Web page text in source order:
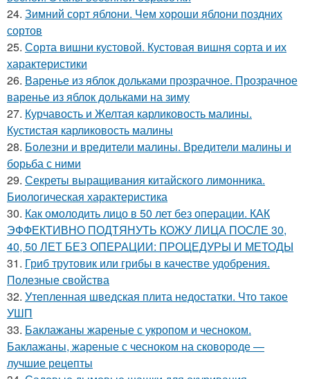
24. Зимний сорт яблони. Чем хороши яблони поздних
сортов
25. Сорта вишни кустовой. Кустовая вишня сорта и их
характеристики
26. Варенье из яблок дольками прозрачное. Прозрачное
варенье из яблок дольками на зиму
27. Курчавость и Желтая карликовость малины.
Кустистая карликовость малины
28. Болезни и вредители малины. Вредители малины и
борьба с ними
29. Секреты выращивания китайского лимонника.
Биологическая характеристика
30. Как омолодить лицо в 50 лет без операции. КАК
ЭФФЕКТИВНО ПОДТЯНУТЬ КОЖУ ЛИЦА ПОСЛЕ 30,
40, 50 ЛЕТ БЕЗ ОПЕРАЦИИ: ПРОЦЕДУРЫ И МЕТОДЫ
31. Гриб трутовик или грибы в качестве удобрения.
Полезные свойства
32. Утепленная шведская плита недостатки. Что такое
УШП
33. Баклажаны жареные с укропом и чесноком.
Баклажаны, жареные с чесноком на сковороде —
лучшие рецепты